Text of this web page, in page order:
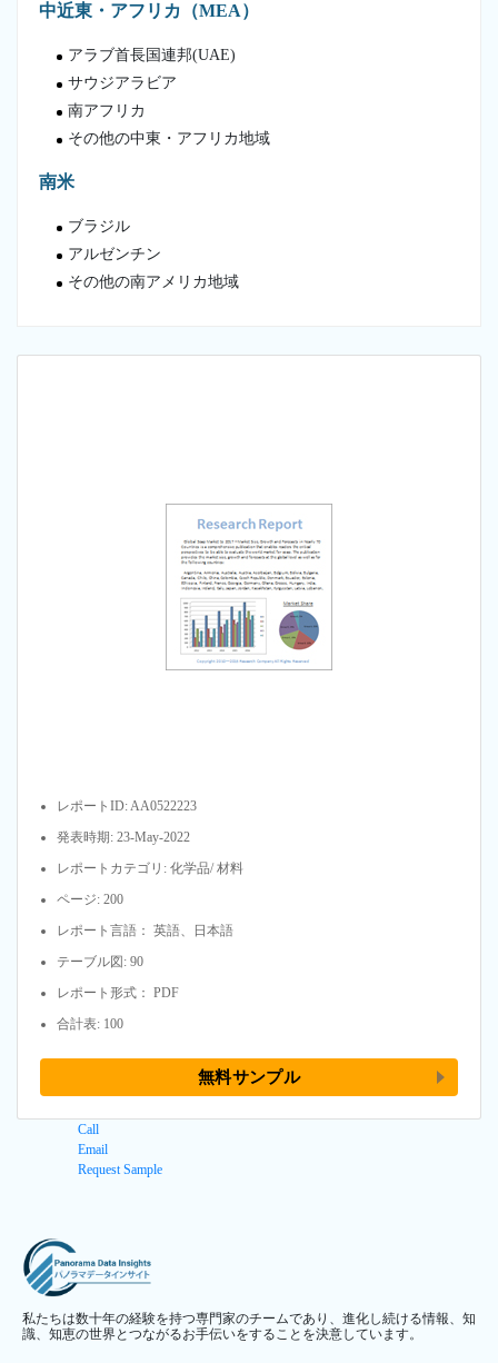
中近東・アフリカ（MEA）
アラブ首長国連邦(UAE)
サウジアラビア
南アフリカ
その他の中東・アフリカ地域
南米
ブラジル
アルゼンチン
その他の南アメリカ地域
レポートID: AA0522223
発表時期: 23-May-2022
レポートカテゴリ: 化学品/ 材料
ページ: 200
レポート言語： 英語、日本語
テーブル図: 90
レポート形式： PDF
合計表: 100
無料サンプル
Call
Email
Request Sample
私たちは数十年の経験を持つ専門家のチームであり、進化し続ける情報、知
識、知恵の世界とつながるお手伝いをすることを決意しています。